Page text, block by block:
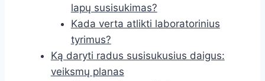
lapų susisukimas?
Kada verta atlikti laboratorinius
tyrimus?
Ką daryti radus susisukusius daigus:
veiksmų planas